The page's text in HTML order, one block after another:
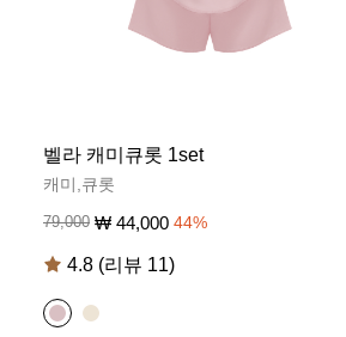
벨라 캐미큐롯 1set
캐미,큐롯
79,000 ₩ 44,000 44%
4.8 (리뷰 11)